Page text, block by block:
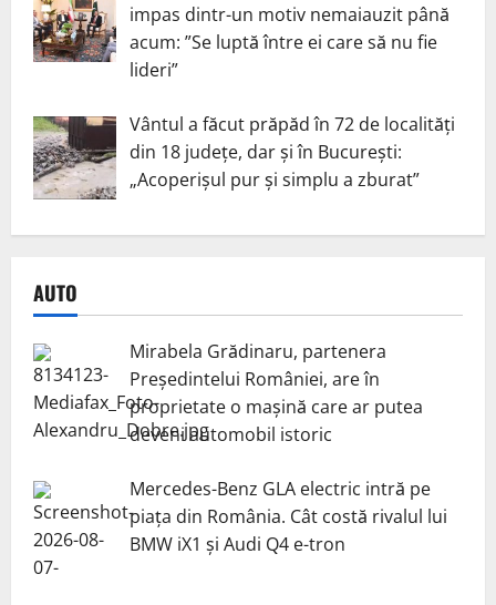
impas dintr-un motiv nemaiauzit până
acum: ”Se luptă între ei care să nu fie
lideri”
Vântul a făcut prăpăd în 72 de localități
din 18 județe, dar și în București:
„Acoperișul pur și simplu a zburat”
AUTO
Mirabela Grădinaru, partenera
Președintelui României, are în
proprietate o mașină care ar putea
deveni automobil istoric
Mercedes-Benz GLA electric intră pe
piața din România. Cât costă rivalul lui
BMW iX1 și Audi Q4 e-tron